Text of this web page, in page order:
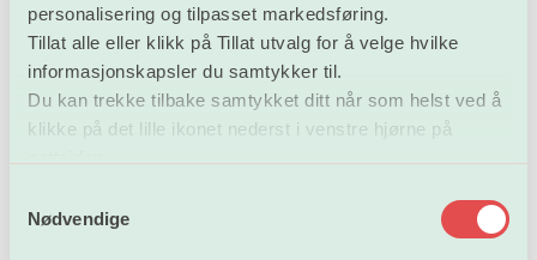
personalisering og tilpasset markedsføring.
Tillat alle eller klikk på Tillat utvalg for å velge hvilke
informasjonskapsler du samtykker til.
Du kan trekke tilbake samtykket ditt når som helst ved å
klikke på det lille ikonet nederst i venstre hjørne på
Nødvendige
Åpne styremøter
Departementet foreslår å videreføre bestemmelsen om
at styremøtene skal holdes for åpne dører. Det er
positivt, men Forskerforbundet mener det i forbindelse
med stortingsbehandlingen må presiseres hva «åpenhet